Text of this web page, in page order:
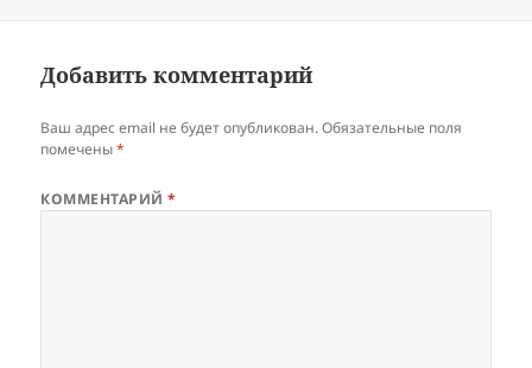
Добавить комментарий
Ваш адрес email не будет опубликован. Обязательные поля
помечены*
КОММЕНТАРИЙ*